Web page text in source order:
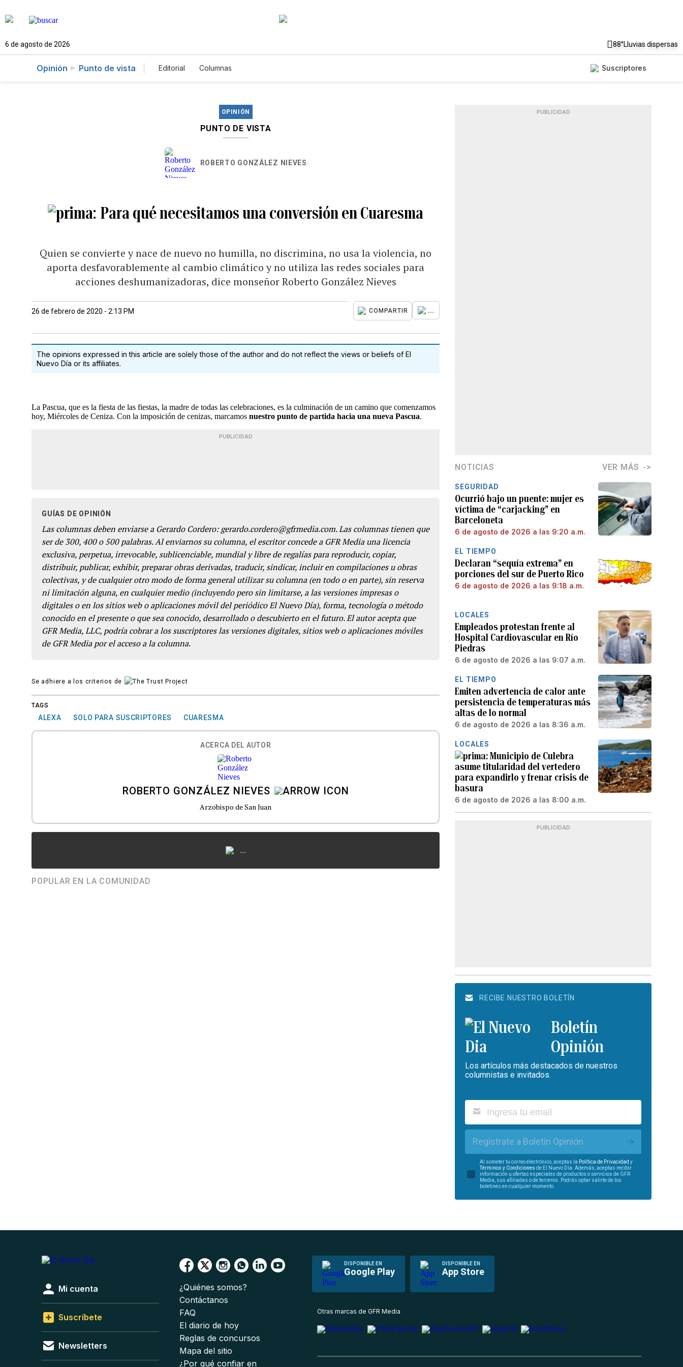
6 de agosto de 2026 88°Lluvias dispersas
Opinión Punto de vista Editorial Columnas Suscriptores
OPINIÓN
PUNTO DE VISTA
ROBERTO GONZÁLEZ NIEVES
Para qué necesitamos una conversión en Cuaresma
Quien se convierte y nace de nuevo no humilla, no discrimina, no usa la violencia, no
aporta desfavorablemente al cambio climático y no utiliza las redes sociales para
acciones deshumanizadoras, dice monseñor Roberto González Nieves
26 de febrero de 2020 - 2:13 PM COMPARTIR ...
The opinions expressed in this article are solely those of the author and do not reflect the views or beliefs of El
Nuevo Día or its affiliates.
La Pascua, que es la fiesta de las fiestas, la madre de todas las celebraciones, es la culminación de un camino que comenzamos
hoy, Miércoles de Ceniza. Con la imposición de cenizas, marcamosnuestro punto de partida hacia una nueva Pascua.
PUBLICIDAD
GUÍAS DE OPINIÓN
Las columnas deben enviarse a Gerardo Cordero: gerardo.cordero@gfrmedia.com. Las columnas tienen que
ser de 300, 400 o 500 palabras. Al enviarnos su columna, el escritor concede a GFR Media una licencia
exclusiva, perpetua, irrevocable, sublicenciable, mundial y libre de regalías para reproducir, copiar,
distribuir, publicar, exhibir, preparar obras derivadas, traducir, sindicar, incluir en compilaciones u obras
colectivas, y de cualquier otro modo de forma general utilizar su columna (en todo o en parte), sin reserva
ni limitación alguna, en cualquier medio (incluyendo pero sin limitarse, a las versiones impresas o
digitales o en los sitios web o aplicaciones móvil del periódico El Nuevo Día), forma, tecnología o método
conocido en el presente o que sea conocido, desarrollado o descubierto en el futuro. El autor acepta que
GFR Media, LLC, podría cobrar a los suscriptores las versiones digitales, sitios web o aplicaciones móviles
de GFR Media por el acceso a la columna.
Se adhiere a los criterios de
TAGS
ALEXA SOLO PARA SUSCRIPTORES CUARESMA
ACERCA DEL AUTOR
ROBERTO GONZÁLEZ NIEVES
Arzobispo de San Juan
...
POPULAR EN LA COMUNIDAD
PUBLICIDAD
NOTICIAS VER MÁS
SEGURIDAD
Ocurrió bajo un puente: mujer es
víctima de “carjacking” en
Barceloneta
6 de agosto de 2026 a las 9:20 a.m.
EL TIEMPO
Declaran “sequía extrema” en
porciones del sur de Puerto Rico
6 de agosto de 2026 a las 9:18 a.m.
LOCALES
Empleados protestan frente al
Hospital Cardiovascular en Río
Piedras
6 de agosto de 2026 a las 9:07 a.m.
EL TIEMPO
Emiten advertencia de calor ante
persistencia de temperaturas más
altas de lo normal
6 de agosto de 2026 a las 8:36 a.m.
LOCALES
Municipio de Culebra
asume titularidad del vertedero
para expandirlo y frenar crisis de
basura
6 de agosto de 2026 a las 8:00 a.m.
PUBLICIDAD
RECIBE NUESTRO BOLETÍN
Boletín
Opinión
Los artículos más destacados de nuestros
columnistas e invitados.
Regístrate a Boletín Opinión
Al someter tu correo electrónico, aceptas la Política de Privacidad y
Términos y Condiciones de El Nuevo Día. Además, aceptas recibir
información u ofertas especiales de productos o servicios de GFR
Media, sus afiliadas o de terceros. Podrás optar salirte de los
boletines en cualquier momento.
DISPONIBLE EN
Google Play
DISPONIBLE EN
App Store
Mi cuenta
Suscríbete
Newsletters
¿Quiénes somos?
Contáctanos
FAQ
El diario de hoy
Reglas de concursos
Mapa del sitio
¿Por qué confiar en
Otras marcas de GFR Media